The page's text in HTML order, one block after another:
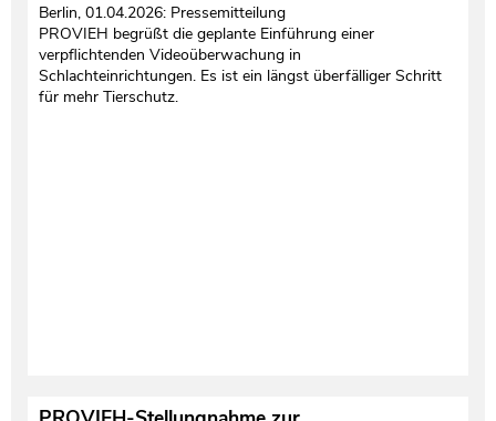
Berlin, 01.04.2026: Pressemitteilung
PROVIEH begrüßt die geplante Einführung einer
verpflichtenden Videoüberwachung in
Schlachteinrichtungen. Es ist ein längst überfälliger Schritt
für mehr Tierschutz.